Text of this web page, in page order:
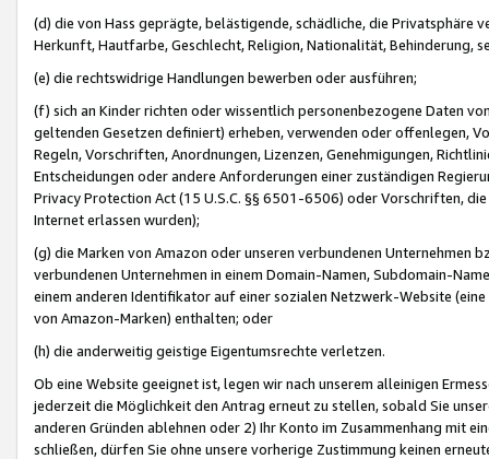
(d) die von Hass geprägte, belästigende, schädliche, die Privatsphäre
Herkunft, Hautfarbe, Geschlecht, Religion, Nationalität, Behinderung,
(e) die rechtswidrige Handlungen bewerben oder ausführen;
(f) sich an Kinder richten oder wissentlich personenbezogene Daten
geltenden Gesetzen definiert) erheben, verwenden oder offenlegen,
Regeln, Vorschriften, Anordnungen, Lizenzen, Genehmigungen,
Entscheidungen oder andere Anforderungen einer zuständigen
Privacy Protection Act (15 U.S.C. §§ 6501-6506) oder Vorschriften,
Internet erlassen wurden);
(g) die Marken von Amazon oder unseren verbundenen Unternehmen
verbundenen Unternehmen in einem Domain-Namen, Subdomain-
einem anderen Identifikator auf einer sozialen Netzwerk-Website
von Amazon-Marken) enthalten; oder
(h) die anderweitig geistige Eigentumsrechte verletzen.
Ob eine Website geeignet ist, legen wir nach unserem alleinigen
jederzeit die Möglichkeit den Antrag erneut zu stellen, sobald Sie
anderen Gründen ablehnen oder 2) Ihr Konto im Zusammenhang mit
schließen, dürfen Sie ohne unsere vorherige Zustimmung keinen